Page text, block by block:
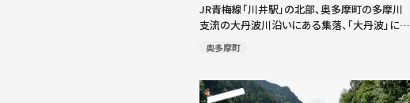
JR青梅線「川井駅」の北部、奥多摩町の多摩川
支流の大丹波川沿いにある集落、「大丹波」にあ
る人気の釜めし店。きのこ、山菜おこわ、うなぎ
の釜めしに水たき、漬物、刺身コンニャク、甘味
[…]
奥多摩町